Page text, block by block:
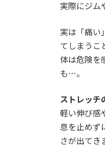
実際にジム
実は「痛い
てしまうこ
体は危険を
も…。
ストレッチ
軽い伸び感
息を止めず
さが出てき